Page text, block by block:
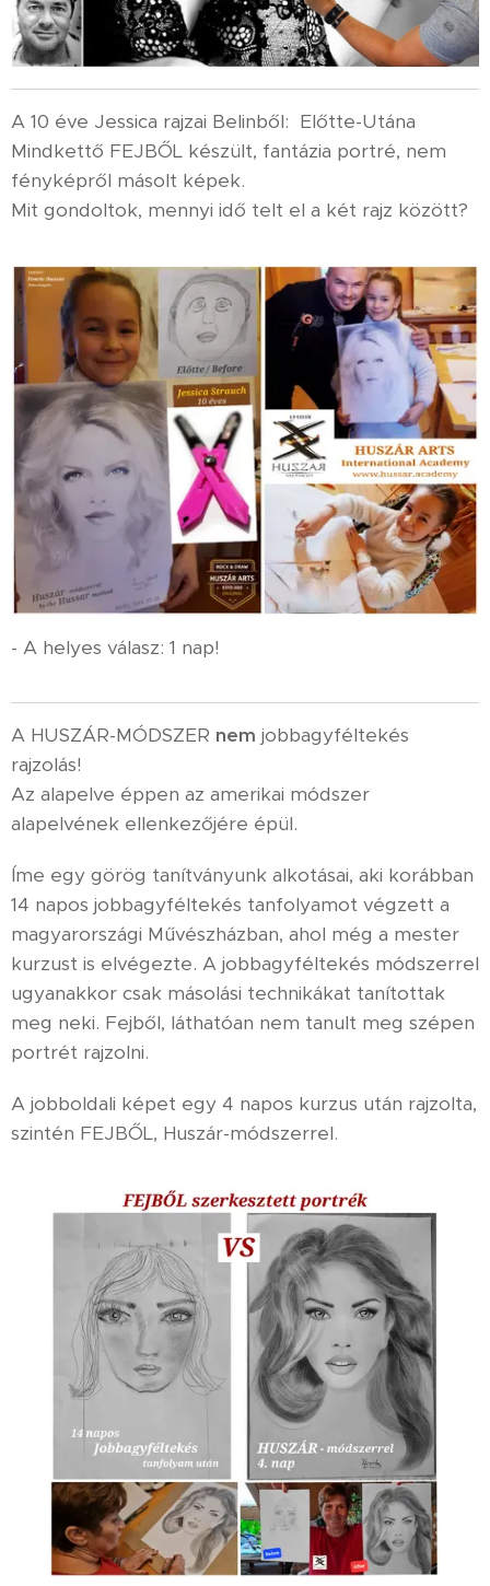
A 10 éve Jessica rajzai Belinből: Előtte-Utána
Mindkettő FEJBŐL készült, fantázia portré, nem
fényképről másolt képek.
Mit gondoltok, mennyi idő telt el a két rajz között?
- A helyes válasz: 1 nap!
A HUSZÁR-MÓDSZER nem jobbagyféltekés
rajzolás!
Az alapelve éppen az amerikai módszer
alapelvének ellenkezőjére épül.
Íme egy görög tanítványunk alkotásai, aki korábban
14 napos jobbagyféltekés tanfolyamot végzett a
magyarországi Művészházban, ahol még a mester
kurzust is elvégezte. A jobbagyféltekés módszerrel
ugyanakkor csak másolási technikákat tanítottak
meg neki. Fejből, láthatóan nem tanult meg szépen
portrét rajzolni.
A jobboldali képet egy 4 napos kurzus után rajzolta,
szintén FEJBŐL, Huszár-módszerrel.